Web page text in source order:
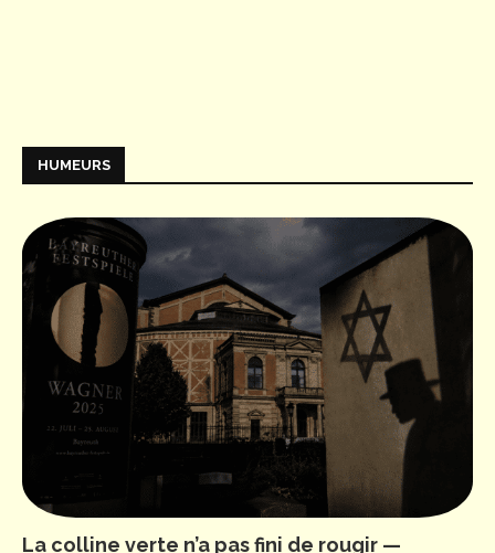
HUMEURS
La colline verte n’a pas fini de rougir —